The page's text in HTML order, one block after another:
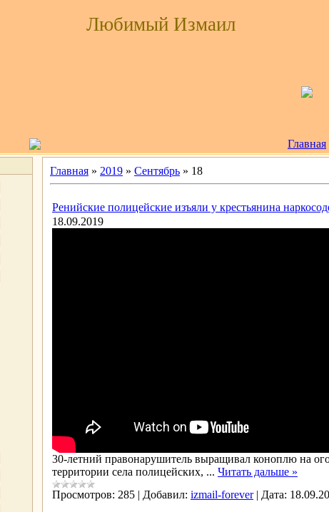
Любимый Измаил
Главная
Главная » 2019 » Сентябрь » 18
Ренийские полицейские изъяли у крестьянина
18.09.2019
30-летний правонарушитель выращивал коноплю на
территории села полицейских, ... Читать дальше »
Просмотров: 285 | Добавил: izmail-forever | Дата: